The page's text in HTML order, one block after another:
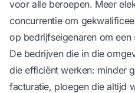
voor alle beroepen. Meer
concurrentie om
op bedrijfseigenaren om
De bedrijven die in die
die efficiënt werken: minder
facturatie, ploegen die altijd